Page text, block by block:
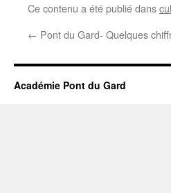
Ce contenu a été publié dans
← Pont du Gard- Quelques
Académie Pont du Gard